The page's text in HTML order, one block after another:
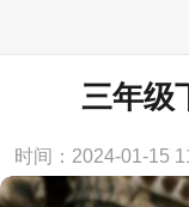
当前
三年级
时间：2024-01-15